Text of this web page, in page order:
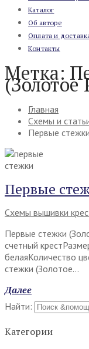
Каталог
Об авторе
Оплата и
Контакты
Метка:
(Золотое
Главная
Схемы и
Первые
Первые
Схемы вышивки
Первые стежки
счетный
белаяКоличество
стежки (Золотое…
Далее
Найти:
Категории